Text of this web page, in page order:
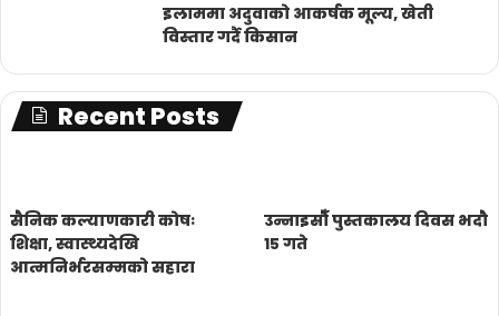
इलाममा अदुवाको आकर्षक मूल्य, खेती
विस्तार गर्दै किसान
Recent Posts
सैनिक कल्याणकारी कोषः
शिक्षा, स्वास्थ्यदेखि
आत्मनिर्भरसम्मको सहारा
उन्नाइसौँ पुस्तकालय दिवस भदौ
१५ गते